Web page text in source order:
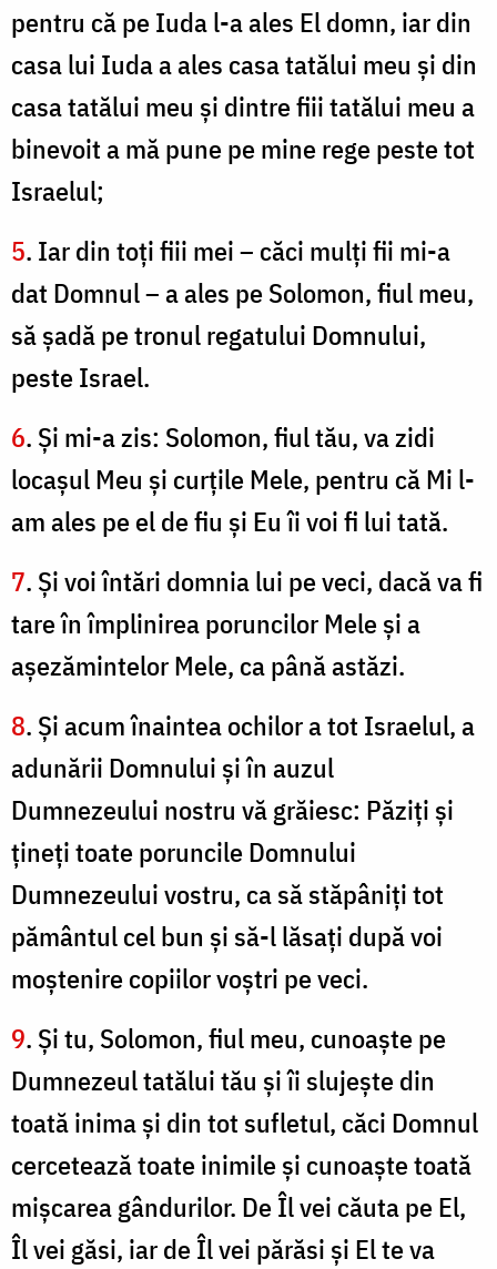
pentru că pe Iuda l-a ales El domn, iar din
casa lui Iuda a ales casa tatălui meu şi din
casa tatălui meu şi dintre fiii tatălui meu a
binevoit a mă pune pe mine rege peste tot
Israelul;
5. Iar din toţi fiii mei – căci mulţi fii mi-a
dat Domnul – a ales pe Solomon, fiul meu,
să şadă pe tronul regatului Domnului,
peste Israel.
6. Şi mi-a zis: Solomon, fiul tău, va zidi
locaşul Meu şi curţile Mele, pentru că Mi l-
am ales pe el de fiu şi Eu îi voi fi lui tată.
7. Şi voi întări domnia lui pe veci, dacă va fi
tare în împlinirea poruncilor Mele şi a
aşezămintelor Mele, ca până astăzi.
8. Şi acum înaintea ochilor a tot Israelul, a
adunării Domnului şi în auzul
Dumnezeului nostru vă grăiesc: Păziţi şi
ţineţi toate poruncile Domnului
Dumnezeului vostru, ca să stăpâniţi tot
pământul cel bun şi să-l lăsaţi după voi
moştenire copiilor voştri pe veci.
9. Şi tu, Solomon, fiul meu, cunoaşte pe
Dumnezeul tatălui tău şi îi slujeşte din
toată inima şi din tot sufletul, căci Domnul
cercetează toate inimile şi cunoaşte toată
mişcarea gândurilor. De Îl vei căuta pe El,
Îl vei găsi, iar de Îl vei părăsi şi El te va